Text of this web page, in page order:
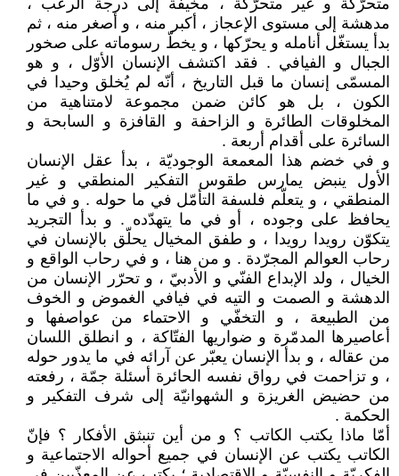
متحرّكة و غير متحرّكة ، مخيفة إلى درجة الرعب ،
مدهشة إلى مستوى الإعجاز ، أكبر منه ، و أصغر منه ، ثم
بدأ يستغّل أنامله و يحرّكها ، و يخطّ رسوماته على صخور
الجبال و الفيافي . فقد اكتشف الإنسان الأوّل ، و هو
المسمّى إنسان ما قبل التاريخ ، أنّه لم يُخلق وحيدا في
الكون ، بل هو كائن ضمن مجموعة لامتناهية من
المخلوقات الطائرة و الزاحفة و القافزة و السابحة و
السائرة على أقدام أربعة .
و في خضم هذا المعمعة الوجوديّة ، بدأ عقل الإنسان
الأول ينبض يمارس طقوس التفكير المنطقي و غير
المنطقي ، و يتعلّم فلسفة التأمّل في ما حوله . و في ما
يحافظ على وجوده ، أو في ما يتهدّده . و بدأ التجريد
يتكوّن رويدا رويدا ، و طفق المخيال يحلّق بالإنسان في
رحاب العوالم المجرّدة . و من هنا ، و في رحاب الواقع و
الخيال ، ولد الإبداع الفنّي و الأدبيّ ، و تحرّر الإنسان من
الدهشة و الصمت و التيه في فيافي الغموض و الخوف
من الطبيعة ، و التخفّي و الاحتماء من عواصفها و
أعاصيرها المدمّرة و ضواريها الفتّاكة ، و انطلق اللسان
من عقاله ، و بدأ الإنسان يعبّر عن آرائه في ما يدور حوله
، و تزاحمت في رواق نفسه الحائرة أسئلة جمّة ، رفعته
من حضيض الغريزة و الشهوانيّة إلى شرف التفكير و
الحكمة .
أمّا ماذا يكتب الكاتب ؟ و من أين تنبثق الأفكار ؟ فإنّ
الكاتب يكتب عن الإنسان في جميع أحواله الاجتماعية و